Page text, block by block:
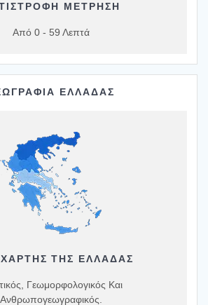
ΜΕΤΡΗΣΗ
Από 0 - 59 Λεπτά
ΕΛΛΑΔΑΣ
ΤΗΣ ΕΛΛΆΔΑΣ
Γεωμορφολογικός Και
Ανθρωπογεωγραφικός.